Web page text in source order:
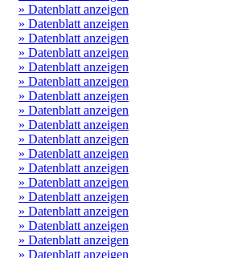
» Datenblatt anzeigen
» Datenblatt anzeigen
» Datenblatt anzeigen
» Datenblatt anzeigen
» Datenblatt anzeigen
» Datenblatt anzeigen
» Datenblatt anzeigen
» Datenblatt anzeigen
» Datenblatt anzeigen
» Datenblatt anzeigen
» Datenblatt anzeigen
» Datenblatt anzeigen
» Datenblatt anzeigen
» Datenblatt anzeigen
» Datenblatt anzeigen
» Datenblatt anzeigen
» Datenblatt anzeigen
» Datenblatt anzeigen